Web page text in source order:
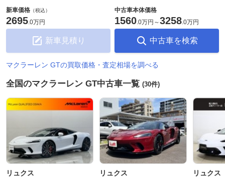
新車価格 （税込）
2695.0万円
新車見積り
中古車本体価格
1560.0万円 ～3258.0万円
中古車を検索
マクラーレン GTの買取価格・査定相場を調べる
全国のマクラーレン GT中古車一覧 (30件)
リュクス リュクス リュクス